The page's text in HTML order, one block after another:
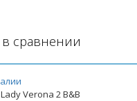
сравнении
Lady Verona 2 B&B